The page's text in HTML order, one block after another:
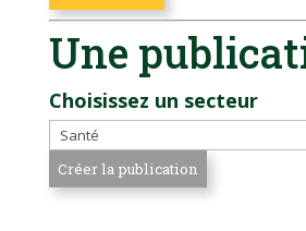
Une
Choisissez un secteur